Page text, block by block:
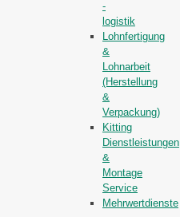
-
logistik
Lohnfertigung
&
Lohnarbeit
(Herstellung
&
Verpackung)
Kitting
Dienstleistungen
&
Montage
Service
Mehrwertdienste